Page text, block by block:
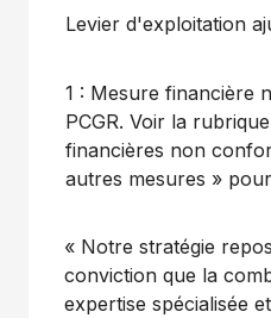
Levier d'exploitation
1 : Mesure financière
PCGR. Voir la
financières non
autres mesures »
« Notre stratégie
conviction que la
expertise spécialisée